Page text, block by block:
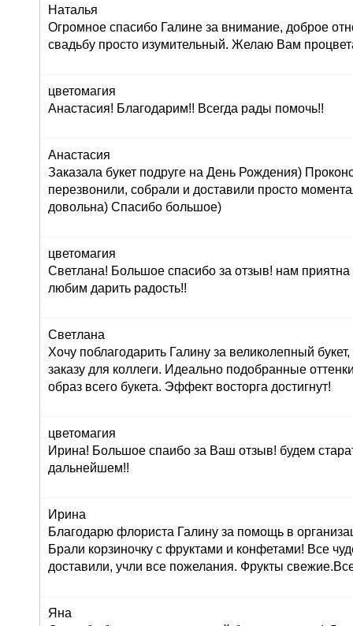
Наталья
Огромное спасибо Галине за внимание, доброе
свадьбу просто изумительный. Желаю Вам
цветомагия
Анастасия! Благодарим!! Всегда рады помочь!!
Анастасия
Заказала букет подруге на День Рождения)
перезвонили, собрали и доставили просто
довольна) Спасибо большое)
цветомагия
Светлана! Большое спасибо за отзыв! нам
любим дарить радость!!
Светлана
Хочу поблагодарить Галину за великолепный
заказу для коллеги. Идеально подобранные
образ всего букета. Эффект восторга достигнут!
цветомагия
Ирина! Большое спаибо за Ваш отзыв! будем
дальнейшем!!
Ирина
Благодарю флориста Галину за помощь в
Брали корзиночку с фруктами и конфетами! Все
доставили, учли все пожелания. Фрукты
Яна